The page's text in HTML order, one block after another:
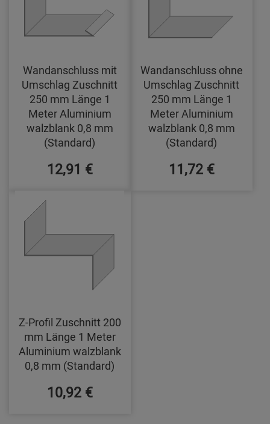
Wandanschluss mit
Umschlag Zuschnitt
250 mm Länge 1
Meter Aluminium
walzblank 0,8 mm
(Standard)
12,91 €
Wandanschluss ohne
Umschlag Zuschnitt
250 mm Länge 1
Meter Aluminium
walzblank 0,8 mm
(Standard)
11,72 €
Z-Profil Zuschnitt 200
mm Länge 1 Meter
Aluminium walzblank
0,8 mm (Standard)
10,92 €